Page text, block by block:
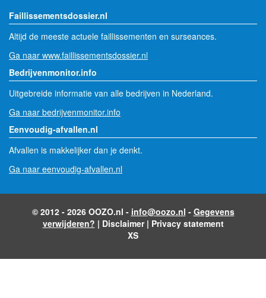
Faillissementsdossier.nl
Altijd de meeste actuele faillissementen en surseances.
Ga naar www.faillissementsdossier.nl
Bedrijvenmonitor.info
Uitgebreide informatie van alle bedrijven in Nederland.
Ga naar bedrijvenmonitor.info
Eenvoudig-afvallen.nl
Afvallen is makkelijker dan je denkt.
Ga naar eenvoudig-afvallen.nl
© 2012 - 2026 OOZO.nl - info@oozo.nl - Gegevens
verwijderen? | Disclaimer| Privacy statement
XS